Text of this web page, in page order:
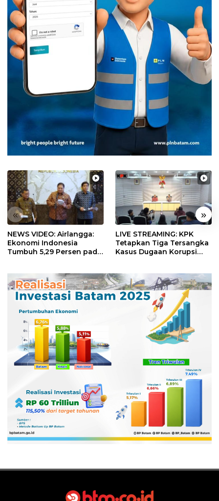
« »
NEWS VIDEO: Airlangga:
Ekonomi Indonesia
Tumbuh 5,29 Persen pada
LIVE STREAMING: KPK
Tetapkan Tiga Tersangka
Kasus Dugaan Korupsi